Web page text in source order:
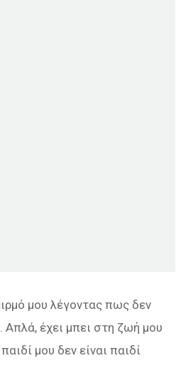
μου λέγοντας πως δεν
Απλά, έχει μπει στη ζωή μου
μου δεν είναι παιδί